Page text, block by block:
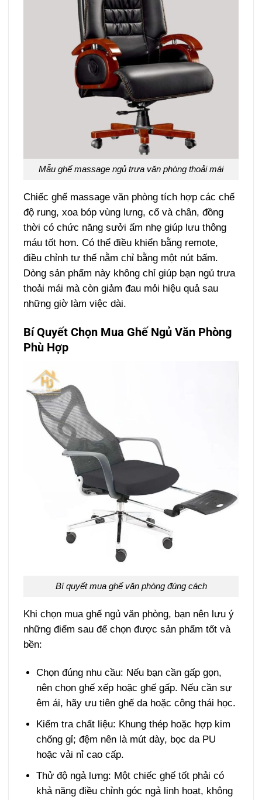
Mẫu ghế massage ngủ trưa văn phòng thoải mái
Chiếc ghế massage văn phòng tích hợp các chế
độ rung, xoa bóp vùng lưng, cổ và chân, đồng
thời có chức năng sưởi ấm nhẹ giúp lưu thông
máu tốt hơn. Có thể điều khiển bằng remote,
điều chỉnh tư thế nằm chỉ bằng một nút bấm.
Dòng sản phẩm này không chỉ giúp bạn ngủ trưa
thoải mái mà còn giảm đau mỏi hiệu quả sau
những giờ làm việc dài.
Bí Quyết Chọn Mua Ghế Ngủ Văn Phòng
Phù Hợp
Bí quyết mua ghế văn phòng đúng cách
Khi chọn mua ghế ngủ văn phòng, bạn nên lưu ý
những điểm sau để chọn được sản phẩm tốt và
bền:
Chọn đúng nhu cầu: Nếu bạn cần gấp gọn,
nên chọn ghế xếp hoặc ghế gấp. Nếu cần sự
êm ái, hãy ưu tiên ghế da hoặc công thái học.
Kiểm tra chất liệu: Khung thép hoặc hợp kim
chống gỉ; đệm nên là mút dày, bọc da PU
hoặc vải nỉ cao cấp.
Thử độ ngả lưng: Một chiếc ghế tốt phải có
khả năng điều chỉnh góc ngả linh hoạt, không